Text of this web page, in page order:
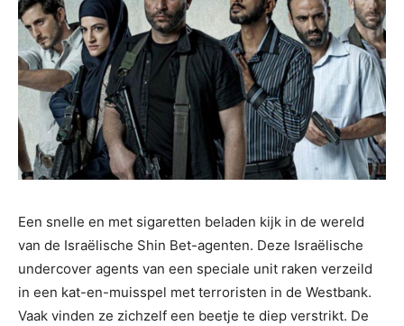
Een snelle en met sigaretten beladen kijk in de wereld
van de Israëlische Shin Bet-agenten. Deze Israëlische
undercover agents van een speciale unit raken verzeild
in een kat-en-muisspel met terroristen in de Westbank.
Vaak vinden ze zichzelf een beetje te diep verstrikt. De